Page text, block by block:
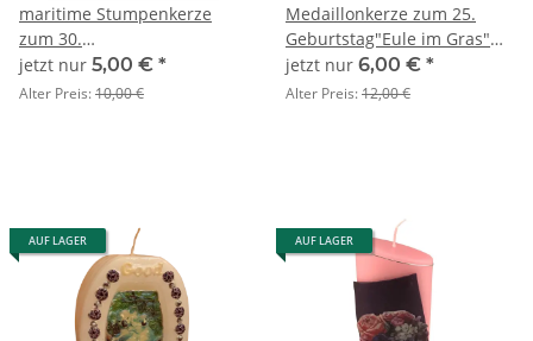
maritime Stumpenkerze
zum 30.
Geburtstag"Matrosenbären"
jetzt nur 5,00 € *
Alter Preis:10,00 €
Medaillonkerze zum 25.
Geburtstag"Eule im Gras"
SONDERANGEBOT
jetzt nur 6,00 € *
Alter Preis:12,00 €
AUF LAGER AUF LAGER